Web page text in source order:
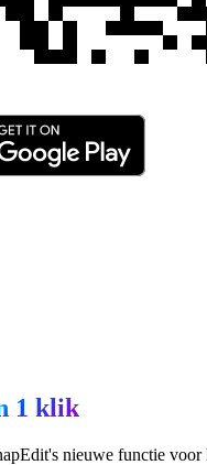
1 klik
nieuwe functie